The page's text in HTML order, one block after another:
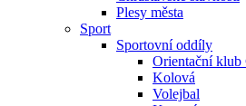
Plesy města
Sport
Sportovní oddíly
Orientační klub
Kolová
Volejbal